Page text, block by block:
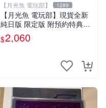
【月光魚 電玩部】 1289
【月光魚 電玩部】現貨全新
純日版 限定版 附預約特典CD
PSV 海利肯施塔特之歌 限定
版 純日版
$2,060